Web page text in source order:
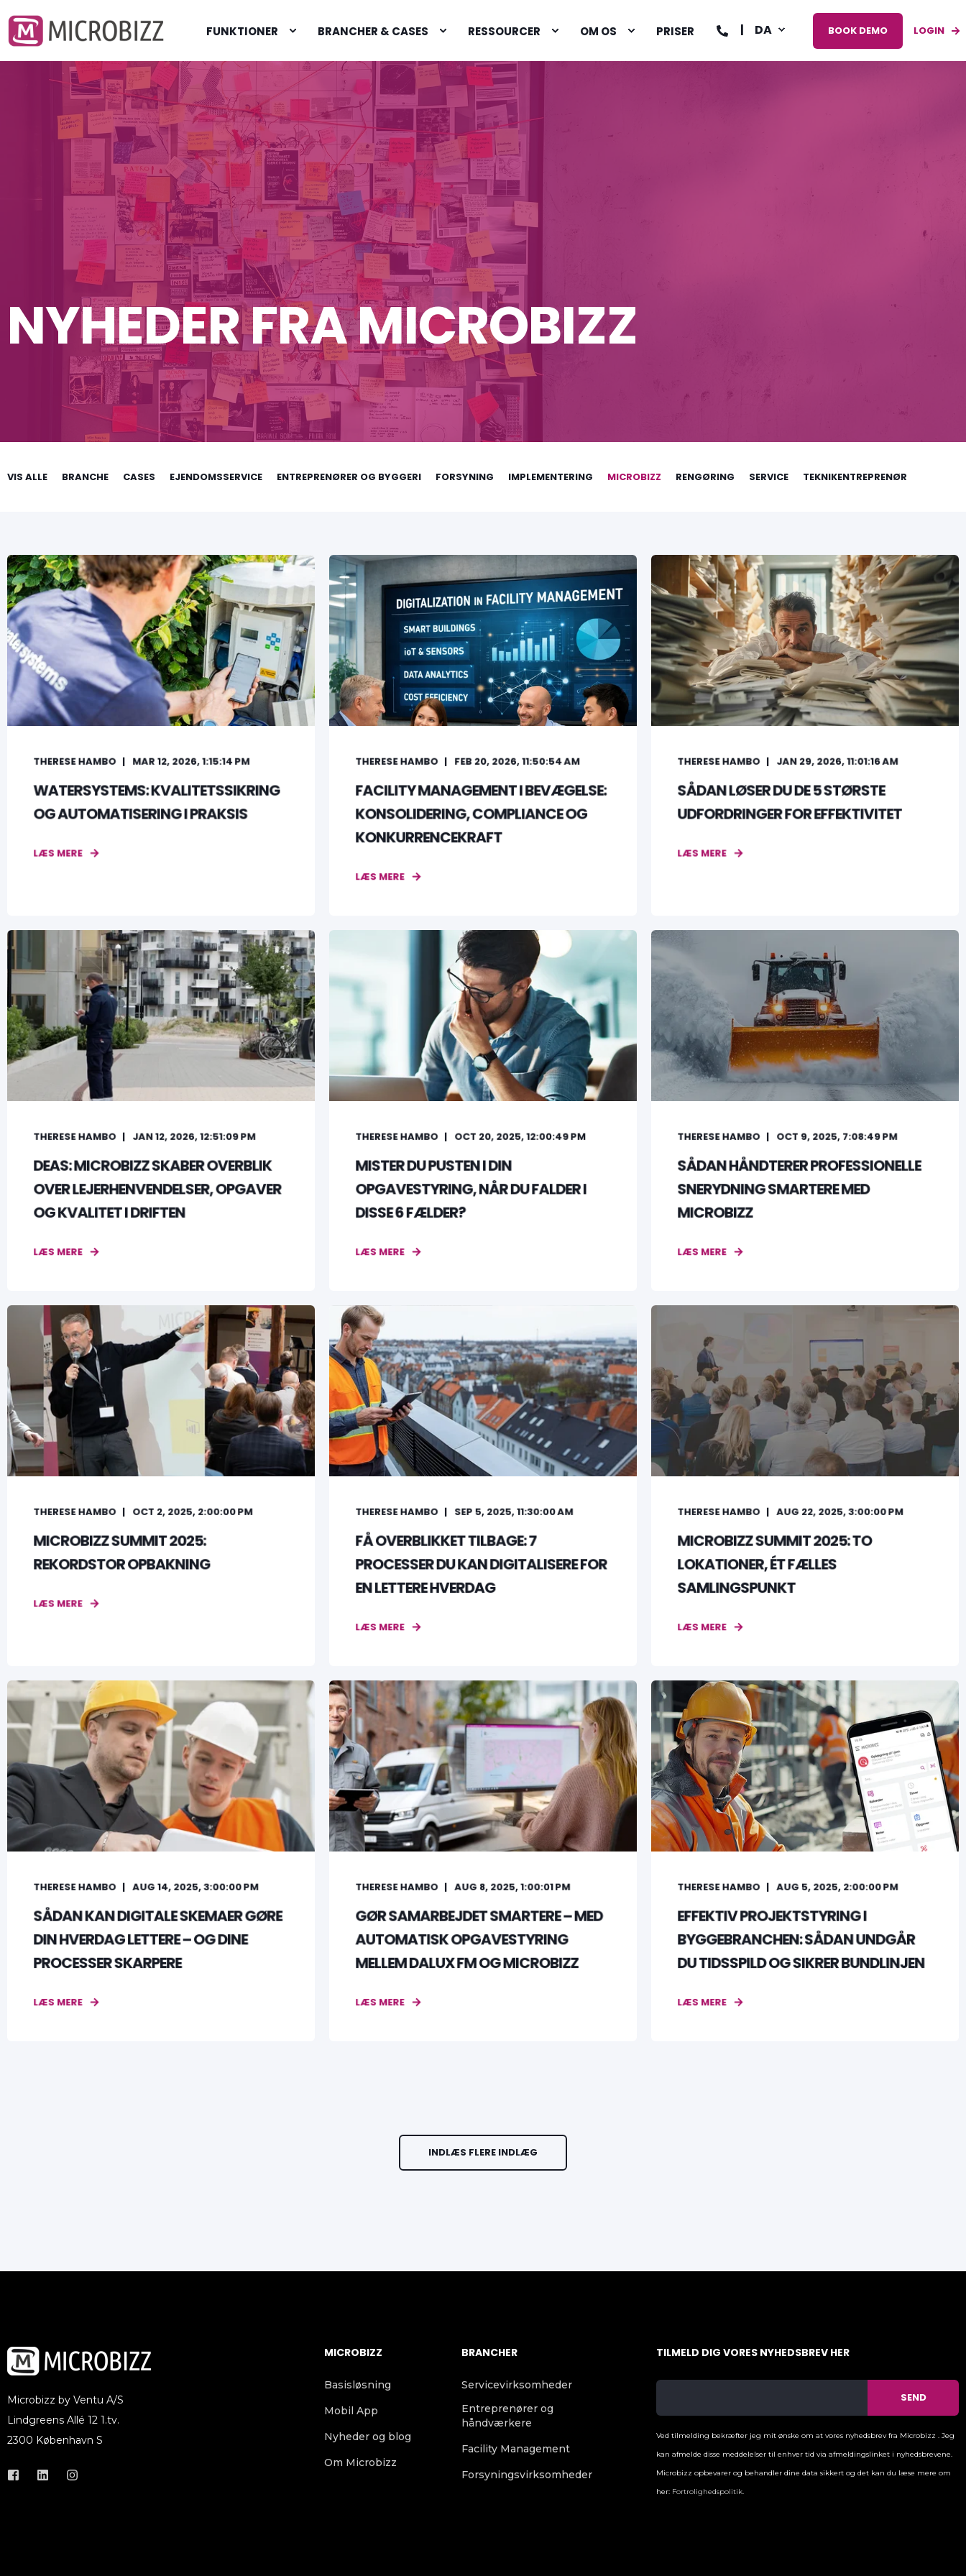
FUNKTIONER BRANCHER & CASES RESSOURCER OM OS PRISER DA BOOK DEMO LOGIN
NYHEDER FRA MICROBIZZ
VIS ALLE BRANCHE CASES EJENDOMSSERVICE ENTREPRENØRER OG BYGGERI FORSYNING IMPLEMENTERING MICROBIZZ RENGØRING SERVICE TEKNIKENTREPRENØR
THERESE HAMBO MAR 12, 2026, 1:15:14 PM
WATERSYSTEMS: KVALITETSSIKRING
OG AUTOMATISERING I PRAKSIS
LÆS MERE
THERESE HAMBO FEB 20, 2026, 11:50:54 AM
FACILITY MANAGEMENT I BEVÆGELSE:
KONSOLIDERING, COMPLIANCE OG
KONKURRENCEKRAFT
LÆS MERE
THERESE HAMBO JAN 29, 2026, 11:01:16 AM
SÅDAN LØSER DU DE 5 STØRSTE
UDFORDRINGER FOR EFFEKTIVITET
LÆS MERE
THERESE HAMBO JAN 12, 2026, 12:51:09 PM
DEAS: MICROBIZZ SKABER OVERBLIK
OVER LEJERHENVENDELSER, OPGAVER
OG KVALITET I DRIFTEN
LÆS MERE
THERESE HAMBO OCT 20, 2025, 12:00:49 PM
MISTER DU PUSTEN I DIN
OPGAVESTYRING, NÅR DU FALDER I
DISSE 6 FÆLDER?
LÆS MERE
THERESE HAMBO OCT 9, 2025, 7:08:49 PM
SÅDAN HÅNDTERER PROFESSIONELLE
SNERYDNING SMARTERE MED
MICROBIZZ
LÆS MERE
THERESE HAMBO OCT 2, 2025, 2:00:00 PM
MICROBIZZ SUMMIT 2025:
REKORDSTOR OPBAKNING
LÆS MERE
THERESE HAMBO SEP 5, 2025, 11:30:00 AM
FÅ OVERBLIKKET TILBAGE: 7
PROCESSER DU KAN DIGITALISERE FOR
EN LETTERE HVERDAG
LÆS MERE
THERESE HAMBO AUG 22, 2025, 3:00:00 PM
MICROBIZZ SUMMIT 2025: TO
LOKATIONER, ÉT FÆLLES
SAMLINGSPUNKT
LÆS MERE
THERESE HAMBO AUG 14, 2025, 3:00:00 PM
SÅDAN KAN DIGITALE SKEMAER GØRE
DIN HVERDAG LETTERE – OG DINE
PROCESSER SKARPERE
LÆS MERE
THERESE HAMBO AUG 8, 2025, 1:00:01 PM
GØR SAMARBEJDET SMARTERE – MED
AUTOMATISK OPGAVESTYRING
MELLEM DALUX FM OG MICROBIZZ
LÆS MERE
THERESE HAMBO AUG 5, 2025, 2:00:00 PM
EFFEKTIV PROJEKTSTYRING I
BYGGEBRANCHEN: SÅDAN UNDGÅR
DU TIDSSPILD OG SIKRER BUNDLINJEN
LÆS MERE
INDLÆS FLERE INDLÆG
Microbizz by Ventu A/S
Lindgreens Allé 12 1.tv.
2300 København S
MICROBIZZ
Basisløsning
Mobil App
Nyheder og blog
Om Microbizz
BRANCHER
Servicevirksomheder
Entreprenører og
håndværkere
Facility Management
Forsyningsvirksomheder
TILMELD DIG VORES NYHEDSBREV HER
Ved tilmelding bekræfter jeg mit ønske om at vores nyhedsbrev fra Microbizz . Jeg
kan afmelde disse meddelelser til enhver tid via afmeldingslinket i nyhedsbrevene.
Microbizz opbevarer og behandler dine data sikkert og det kan du læse mere om
her: Fortrolighedspolitik.